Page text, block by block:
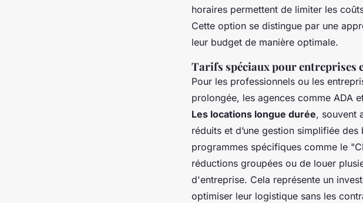
horaires permettent de limiter les
Cette option se distingue par une
leur budget de manière optimale.
Tarifs spéciaux pour entreprises
Pour les professionnels ou les
prolongée, les agences comme ADA
Les locations longue durée, souvent
réduits et d’une gestion simplifiée
programmes spécifiques comme le
réductions groupées ou de louer
d'entreprise. Cela représente un
optimiser leur logistique sans les